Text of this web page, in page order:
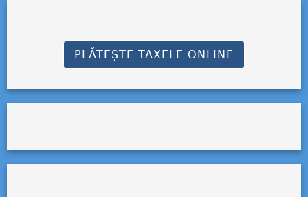
PLĂTEȘTE TAXELE ONLINE